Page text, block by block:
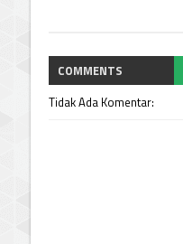
COMMENTS
Tidak Ada Komentar: